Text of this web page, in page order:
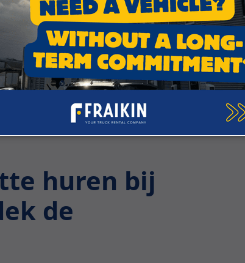
en ontdek samen onze oplossingen om u te
huren bij
de